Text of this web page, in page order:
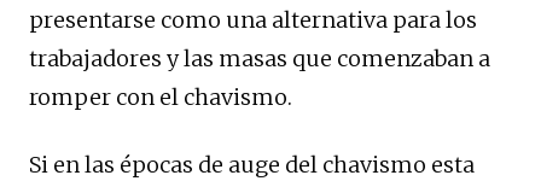
presentarse como una alternativa para los
trabajadores y las masas que comenzaban a
romper con el chavismo.
Si en las épocas de auge del chavismo esta